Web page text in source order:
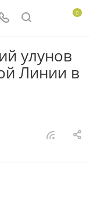
0
улунов
Линии в